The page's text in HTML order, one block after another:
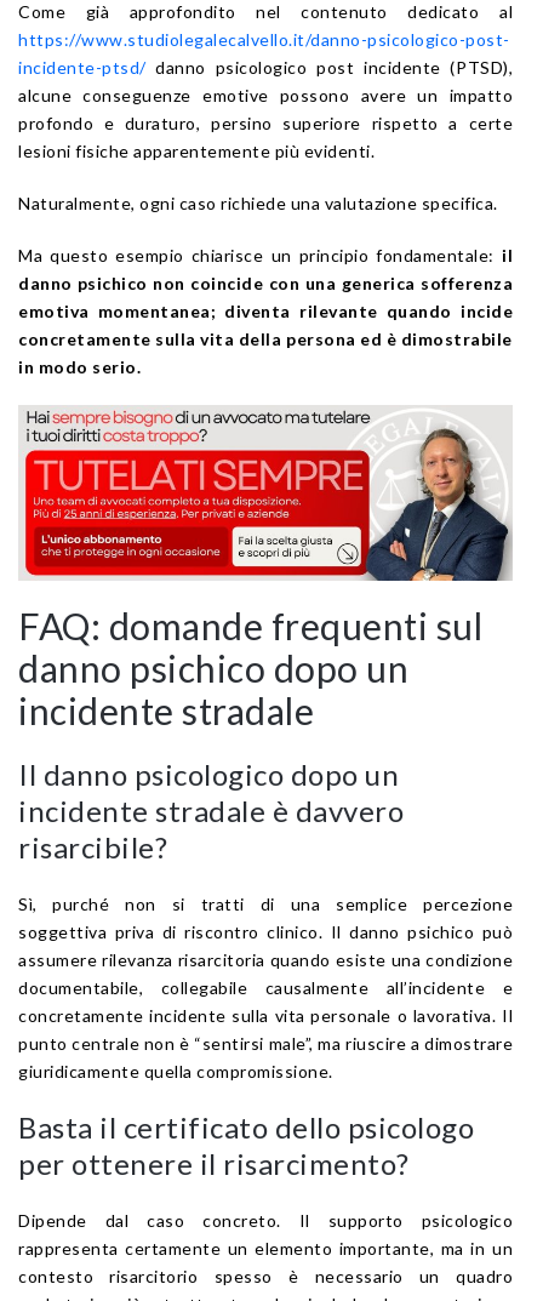
Come già approfondito nel contenuto dedicato al
https://www.studiolegalecalvello.it/danno-psicologico-post-
incidente-ptsd/danno psicologico post incidente (PTSD),
alcune conseguenze emotive possono avere un impatto
profondo e duraturo, persino superiore rispetto a certe
lesioni fisiche apparentemente più evidenti.
Naturalmente, ogni caso richiede una valutazione specifica.
Ma questo esempio chiarisce un principio fondamentale: il
danno psichico non coincide con una generica sofferenza
emotiva momentanea; diventa rilevante quando incide
concretamente sulla vita della persona ed è dimostrabile
in modo serio.
FAQ: domande frequenti sul
danno psichico dopo un
incidente stradale
Il danno psicologico dopo un
incidente stradale è davvero
risarcibile?
Sì, purché non si tratti di una semplice percezione
soggettiva priva di riscontro clinico. Il danno psichico può
assumere rilevanza risarcitoria quando esiste una condizione
documentabile, collegabile causalmente all’incidente e
concretamente incidente sulla vita personale o lavorativa. Il
punto centrale non è “sentirsi male”, ma riuscire a dimostrare
giuridicamente quella compromissione.
Basta il certificato dello psicologo
per ottenere il risarcimento?
Dipende dal caso concreto. Il supporto psicologico
rappresenta certamente un elemento importante, ma in un
contesto risarcitorio spesso è necessario un quadro